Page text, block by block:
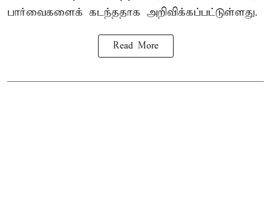
பார்வைகளைக் கடந்ததாக அறிவிக்கப்பட்டுள்ளது.
Read More